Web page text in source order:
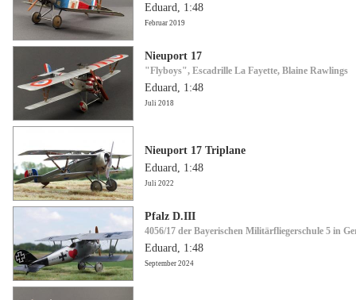
Eduard, 1:48
Februar 2019
Nieuport 17
"Flyboys", Escadrille La Fayette, Blaine Rawlings
Eduard, 1:48
Juli 2018
Nieuport 17 Triplane
Eduard, 1:48
Juli 2022
Pfalz D.III
4056/17 der Bayerischen Militärfliegerschule 5 in
Eduard, 1:48
September 2024